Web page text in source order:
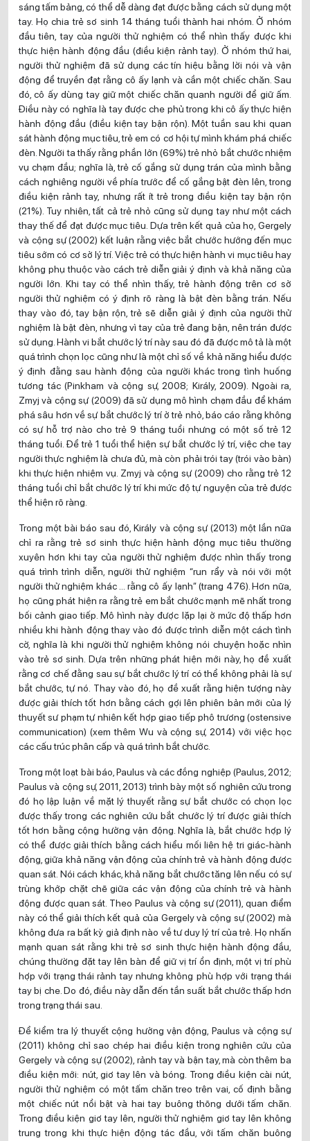
sáng tấm bảng, có thể dễ dàng đạt được bằng cách sử dụng một
tay. Họ chia trẻ sơ sinh 14 tháng tuổi thành hai nhóm. Ở nhóm
đầu tiên, tay của người thử nghiệm có thể nhìn thấy được khi
thực hiện hành động đầu (điều kiện rảnh tay). Ở nhóm thứ hai,
người thử nghiệm đã sử dụng các tín hiệu bằng lời nói và vận
động để truyền đạt rằng cô ấy lạnh và cần một chiếc chăn. Sau
đó, cô ấy dùng tay giữ một chiếc chăn quanh người để giữ ấm.
Điều này có nghĩa là tay được che phủ trong khi cô ấy thực hiện
hành động đầu (điều kiện tay bận rộn). Một tuần sau khi quan
sát hành động mục tiêu, trẻ em có cơ hội tự mình khám phá chiếc
đèn. Người ta thấy rằng phần lớn (69%) trẻ nhỏ bắt chước nhiệm
vụ chạm đầu; nghĩa là, trẻ cố gắng sử dụng trán của mình bằng
cách nghiêng người về phía trước để cố gắng bật đèn lên, trong
điều kiện rảnh tay, nhưng rất ít trẻ trong điều kiện tay bận rộn
(21%). Tuy nhiên, tất cả trẻ nhỏ cũng sử dụng tay như một cách
thay thế để đạt được mục tiêu. Dựa trên kết quả của họ, Gergely
và cộng sự (2002) kết luận rằng việc bắt chước hướng đến mục
tiêu sớm có cơ sở lý trí. Việc trẻ có thực hiện hành vi mục tiêu hay
không phụ thuộc vào cách trẻ diễn giải ý định và khả năng của
người lớn. Khi tay có thể nhìn thấy, trẻ hành động trên cơ sở
người thử nghiệm có ý định rõ ràng là bật đèn bằng trán. Nếu
thay vào đó, tay bận rộn, trẻ sẽ diễn giải ý định của người thử
nghiệm là bật đèn, nhưng vì tay của trẻ đang bận, nên trán được
sử dụng. Hành vi bắt chước lý trí này sau đó đã được mô tả là một
quá trình chọn lọc cũng như là một chỉ số về khả năng hiểu được
ý định đằng sau hành động của người khác trong tình huống
tương tác (Pinkham và cộng sự, 2008; Király, 2009). Ngoài ra,
Zmyj và cộng sự (2009) đã sử dụng mô hình chạm đầu để khám
phá sâu hơn về sự bắt chước lý trí ở trẻ nhỏ, báo cáo rằng không
có sự hỗ trợ nào cho trẻ 9 tháng tuổi nhưng có một số trẻ 12
tháng tuổi. Để trẻ 1 tuổi thể hiện sự bắt chước lý trí, việc che tay
người thực nghiệm là chưa đủ, mà còn phải trói tay (trói vào bàn)
khi thực hiện nhiệm vụ. Zmyj và cộng sự (2009) cho rằng trẻ 12
tháng tuổi chỉ bắt chước lý trí khi mức độ tự nguyện của trẻ được
thể hiện rõ ràng.
Trong một bài báo sau đó, Király và cộng sự (2013) một lần nữa
chỉ ra rằng trẻ sơ sinh thực hiện hành động mục tiêu thường
xuyên hơn khi tay của người thử nghiệm được nhìn thấy trong
quá trình trình diễn, người thử nghiệm “run rẩy và nói với một
người thử nghiệm khác … rằng cô ấy lạnh” (trang 476). Hơn nữa,
họ cũng phát hiện ra rằng trẻ em bắt chước mạnh mẽ nhất trong
bối cảnh giao tiếp. Mô hình này được lặp lại ở mức độ thấp hơn
nhiều khi hành động thay vào đó được trình diễn một cách tình
cờ, nghĩa là khi người thử nghiệm không nói chuyện hoặc nhìn
vào trẻ sơ sinh. Dựa trên những phát hiện mới này, họ đề xuất
rằng cơ chế đằng sau sự bắt chước lý trí có thể không phải là sự
bắt chước, tự nó. Thay vào đó, họ đề xuất rằng hiện tượng này
được giải thích tốt hơn bằng cách gợi lên phiên bản mới của lý
thuyết sư phạm tự nhiên kết hợp giao tiếp phô trương (ostensive
communication) (xem thêm Wu và cộng sự, 2014) với việc học
các cấu trúc phân cấp và quá trình bắt chước.
Trong một loạt bài báo, Paulus và các đồng nghiệp (Paulus, 2012;
Paulus và cộng sự, 2011, 2013) trình bày một số nghiên cứu trong
đó họ lập luận về mặt lý thuyết rằng sự bắt chước có chọn lọc
được thấy trong các nghiên cứu bắt chước lý trí được giải thích
tốt hơn bằng cộng hưởng vận động. Nghĩa là, bắt chước hợp lý
có thể được giải thích bằng cách hiểu mối liên hệ tri giác-hành
động, giữa khả năng vận động của chính trẻ và hành động được
quan sát. Nói cách khác, khả năng bắt chước tăng lên nếu có sự
trùng khớp chặt chẽ giữa các vận động của chính trẻ và hành
động được quan sát. Theo Paulus và cộng sự (2011), quan điểm
này có thể giải thích kết quả của Gergely và cộng sự (2002) mà
không đưa ra bất kỳ giả định nào về tư duy lý trí của trẻ. Họ nhấn
mạnh quan sát rằng khi trẻ sơ sinh thực hiện hành động đầu,
chúng thường đặt tay lên bàn để giữ vị trí ổn định, một vị trí phù
hợp với trạng thái rảnh tay nhưng không phù hợp với trạng thái
tay bị che. Do đó, điều này dẫn đến tần suất bắt chước thấp hơn
trong trạng thái sau.
Để kiểm tra lý thuyết cộng hưởng vận động, Paulus và cộng sự
(2011) không chỉ sao chép hai điều kiện trong nghiên cứu của
Gergely và cộng sự (2002), rảnh tay và bận tay, mà còn thêm ba
điều kiện mới: nút, giơ tay lên và bóng. Trong điều kiện cài nút,
người thử nghiệm có một tấm chăn treo trên vai, cố định bằng
một chiếc nút nổi bật và hai tay buông thõng dưới tấm chăn.
Trong điều kiện giơ tay lên, người thử nghiệm giơ tay lên không
trung trong khi thực hiện động tác đầu, với tấm chăn buông